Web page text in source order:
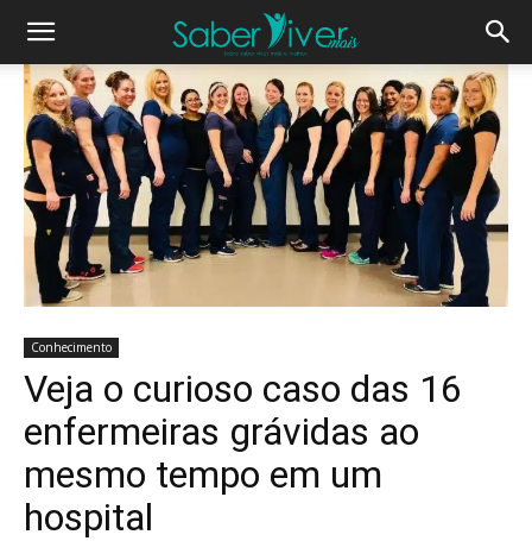
Conhecimento
Veja o curioso caso das 16
enfermeiras grávidas ao
mesmo tempo em um
hospital